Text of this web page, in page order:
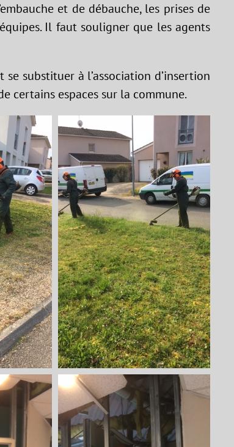
et de débauche, les prises de
Il faut souligner que les agents
substituer à l’association d’insertion
certains espaces sur la commune.